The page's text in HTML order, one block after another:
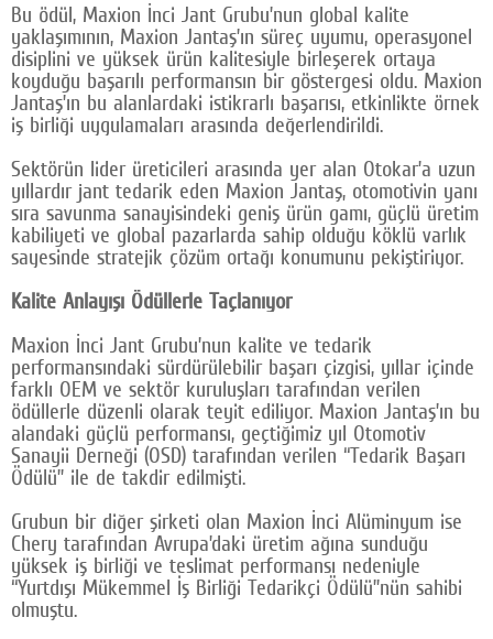
Bu ödül, Maxion İnci Jant Grubu’nun global kalite
yaklaşımının, Maxion Jantaş’ın süreç uyumu, operasyonel
disiplini ve yüksek ürün kalitesiyle birleşerek ortaya
koyduğu başarılı performansın bir göstergesi oldu. Maxion
Jantaş’ın bu alanlardaki istikrarlı başarısı, etkinlikte örnek
iş birliği uygulamaları arasında değerlendirildi.
Sektörün lider üreticileri arasında yer alan Otokar’a uzun
yıllardır jant tedarik eden Maxion Jantaş, otomotivin yanı
sıra savunma sanayisindeki geniş ürün gamı, güçlü üretim
kabiliyeti ve global pazarlarda sahip olduğu köklü varlık
sayesinde stratejik çözüm ortağı konumunu pekiştiriyor.
Kalite Anlayışı Ödüllerle Taçlanıyor
Maxion İnci Jant Grubu’nun kalite ve tedarik
performansındaki sürdürülebilir başarı çizgisi, yıllar içinde
farklı OEM ve sektör kuruluşları tarafından verilen
ödüllerle düzenli olarak teyit ediliyor. Maxion Jantaş’ın bu
alandaki güçlü performansı, geçtiğimiz yıl Otomotiv
Sanayii Derneği (OSD) tarafından verilen “Tedarik Başarı
Ödülü” ile de takdir edilmişti.
Grubun bir diğer şirketi olan Maxion İnci Alüminyum ise
Chery tarafından Avrupa’daki üretim ağına sunduğu
yüksek iş birliği ve teslimat performansı nedeniyle
“Yurtdışı Mükemmel İş Birliği Tedarikçi Ödülü”nün sahibi
olmuştu.